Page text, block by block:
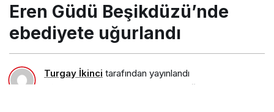
Eren Güdü Beşikdüzü’nde
ebediyete uğurlandı
Turgay İkinci tarafından yayınlandı
23 Ağustos 2018, 11:29